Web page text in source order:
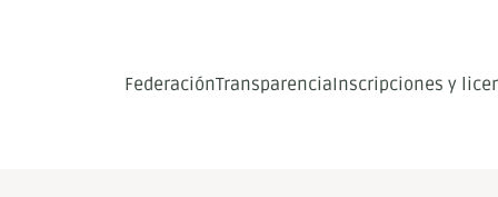
FederaciónTransparenciaInscripciones y